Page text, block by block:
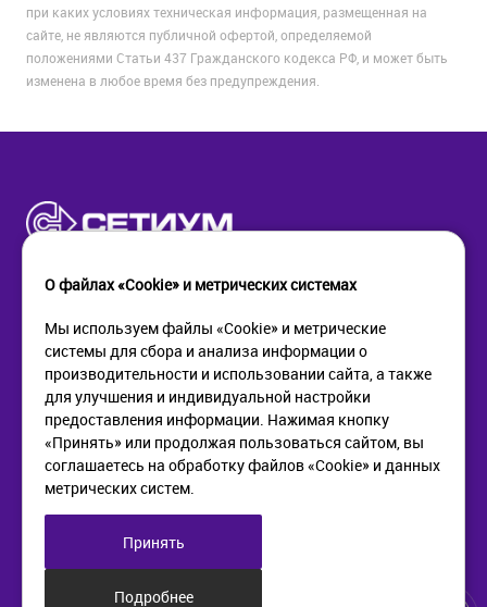
при каких условиях техническая информация, размещенная на
сайте, не являются публичной офертой, определяемой
положениями Статьи 437 Гражданского кодекса РФ, и может быть
изменена в любое время без предупреждения.
КОМПАНИЯ
О компании
Новости
Контакты
ПОМОЩЬ
Как купить
Доставка
Возврат
ИНФОРМАЦИЯ
Политика в отношении
обработки персональных
web@setium.ru
Малый пр. П.С., д 84-86
О файлах «Cookie» и метрических системах
Мы используем файлы «Cookie» и метрические
системы для сбора и анализа информации о
производительности и использовании сайта, а также
для улучшения и индивидуальной настройки
предоставления информации. Нажимая кнопку
«Принять» или продолжая пользоваться сайтом, вы
соглашаетесь на обработку файлов «Cookie» и данных
метрических систем.
Принять
Подробнее